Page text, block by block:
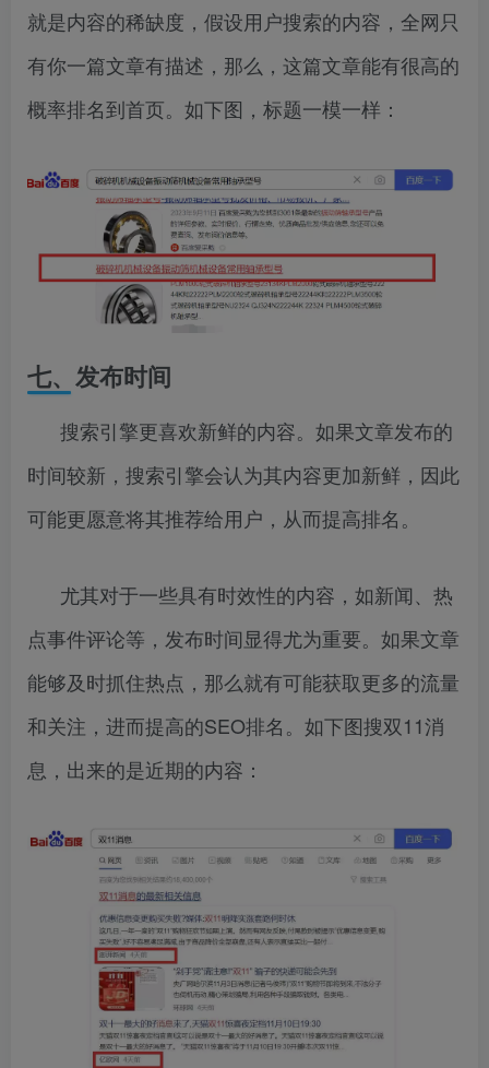
就是内容的稀缺度，假设用户搜索的内容，全网只
有你一篇文章有描述，那么，这篇文章能有很高的
概率排名到首页。如下图，标题一模一样：
七、发布时间
搜索引擎更喜欢新鲜的内容。如果文章发布的
时间较新，搜索引擎会认为其内容更加新鲜，因此
可能更愿意将其推荐给用户，从而提高排名。
尤其对于一些具有时效性的内容，如新闻、热
点事件评论等，发布时间显得尤为重要。如果文章
能够及时抓住热点，那么就有可能获取更多的流量
和关注，进而提高的SEO排名。如下图搜双11消
息，出来的是近期的内容：